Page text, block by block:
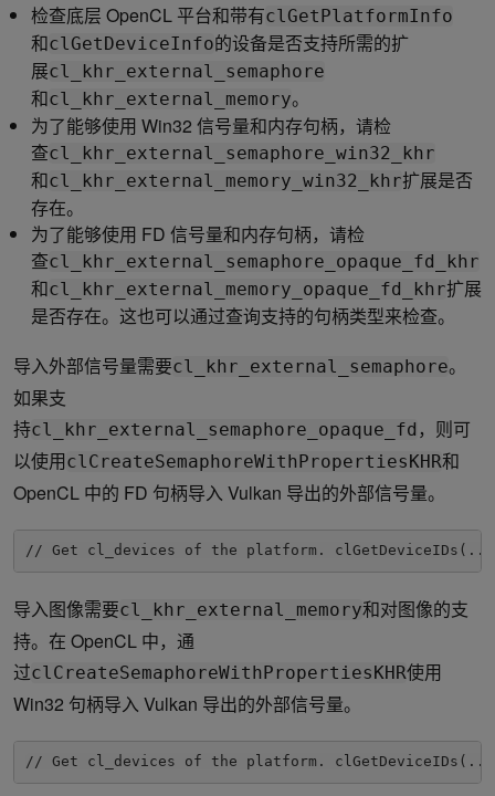
检查底层 OpenCL 平台和带有clGetPlatformInfo
和clGetDeviceInfo的设备是否支持所需的扩
展cl_khr_external_semaphore
和cl_khr_external_memory。
为了能够使用 Win32 信号量和内存句柄，请检
查cl_khr_external_semaphore_win32_khr
和cl_khr_external_memory_win32_khr扩展是否
存在。
为了能够使用 FD 信号量和内存句柄，请检
查cl_khr_external_semaphore_opaque_fd_khr
和cl_khr_external_memory_opaque_fd_khr扩展
是否存在。这也可以通过查询支持的句柄类型来检查。
导入外部信号量需要cl_khr_external_semaphore。
如果支
持cl_khr_external_semaphore_opaque_fd ，则可
以使用clCreateSemaphoreWithPropertiesKHR和
OpenCL 中的 FD 句柄导入 Vulkan 导出的外部信号量。
// Get cl_devices of the platform.
导入图像需要cl_khr_external_memory和对图像的支
持。在 OpenCL 中，通
过clCreateSemaphoreWithPropertiesKHR使用
Win32 句柄导入 Vulkan 导出的外部信号量。
// Get cl_devices of the platform.